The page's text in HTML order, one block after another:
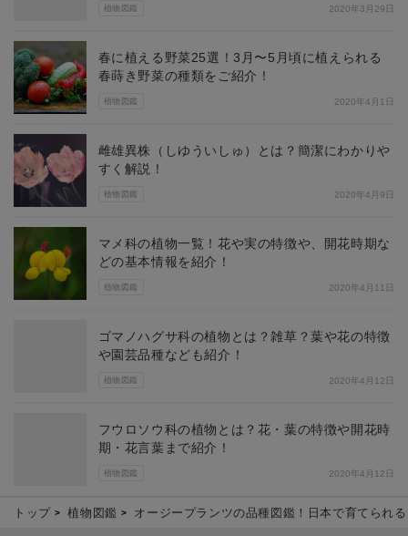
植物図鑑 2020年3月29日
植物図鑑
春に植える野菜25選！3月〜5月頃に植えられる
春蒔き野菜の種類をご紹介！
2020年4月1日
植物図鑑
雌雄異株（しゆういしゅ）とは？簡潔にわかりや
すく解説！
2020年4月9日
植物図鑑
マメ科の植物一覧！花や実の特徴や、開花時期な
どの基本情報を紹介！
2020年4月11日
植物図鑑
ゴマノハグサ科の植物とは？雑草？葉や花の特徴
や園芸品種なども紹介！
2020年4月12日
植物図鑑
フウロソウ科の植物とは？花・葉の特徴や開花時
期・花言葉まで紹介！
2020年4月12日
トップ 植物図鑑 オージープランツの品種図鑑！日本で育てられ